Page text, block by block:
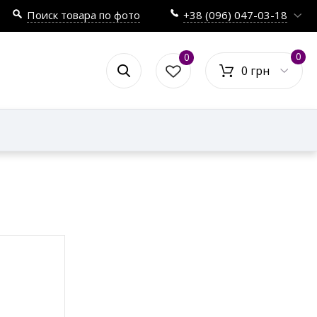
Поиск товара по фото +38 (096) 047-03-18
0
0 грн
0